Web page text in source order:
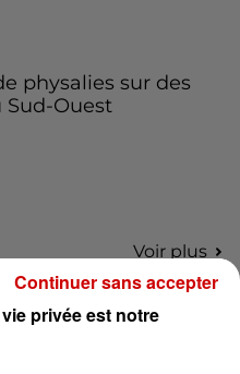
physalies sur des
Sud-Ouest
Voir plus
places pour le
Roi Arthur 2026 !
privée est notre
Continuer sans accepter